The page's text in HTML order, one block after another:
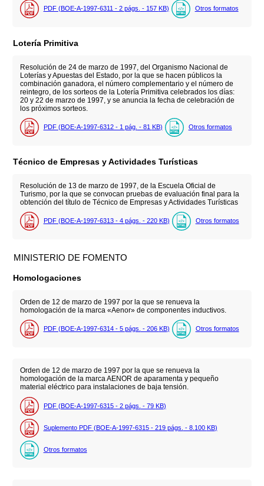
PDF (BOE-A-1997-6311 - 2 págs. - 157 KB) Otros formatos
Lotería Primitiva
Resolución de 24 de marzo de 1997, del Organismo Nacional de
Loterías y Apuestas del Estado, por la que se hacen públicos la
combinación ganadora, el número complementario y el número de
reintegro, de los sorteos de la Lotería Primitiva celebrados los días:
20 y 22 de marzo de 1997, y se anuncia la fecha de celebración de
los próximos sorteos.
PDF (BOE-A-1997-6312 - 1 pág. - 81 KB) Otros formatos
Técnico de Empresas y Actividades Turísticas
Resolución de 13 de marzo de 1997, de la Escuela Oficial de
Turismo, por la que se convocan pruebas de evaluación final para la
obtención del título de Técnico de Empresas y Actividades Turísticas
PDF (BOE-A-1997-6313 - 4 págs. - 220 KB) Otros formatos
MINISTERIO DE FOMENTO
Homologaciones
Orden de 12 de marzo de 1997 por la que se renueva la
homologación de la marca «Aenor» de componentes inductivos.
PDF (BOE-A-1997-6314 - 5 págs. - 206 KB) Otros formatos
Orden de 12 de marzo de 1997 por la que se renueva la
homologación de la marca AENOR de aparamenta y pequeño
material eléctrico para instalaciones de baja tensión.
PDF (BOE-A-1997-6315 - 2 págs. - 79 KB)
Suplemento PDF (BOE-A-1997-6315 - 219 págs. - 8.100 KB)
Otros formatos